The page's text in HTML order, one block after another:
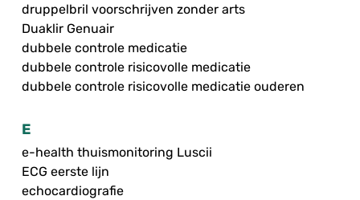
druppelbril voorschrijven zonder arts
Duaklir Genuair
dubbele controle medicatie
dubbele controle risicovolle medicatie
dubbele controle risicovolle medicatie ouderen
E
e-health thuismonitoring Luscii
ECG eerste lijn
echocardiografie